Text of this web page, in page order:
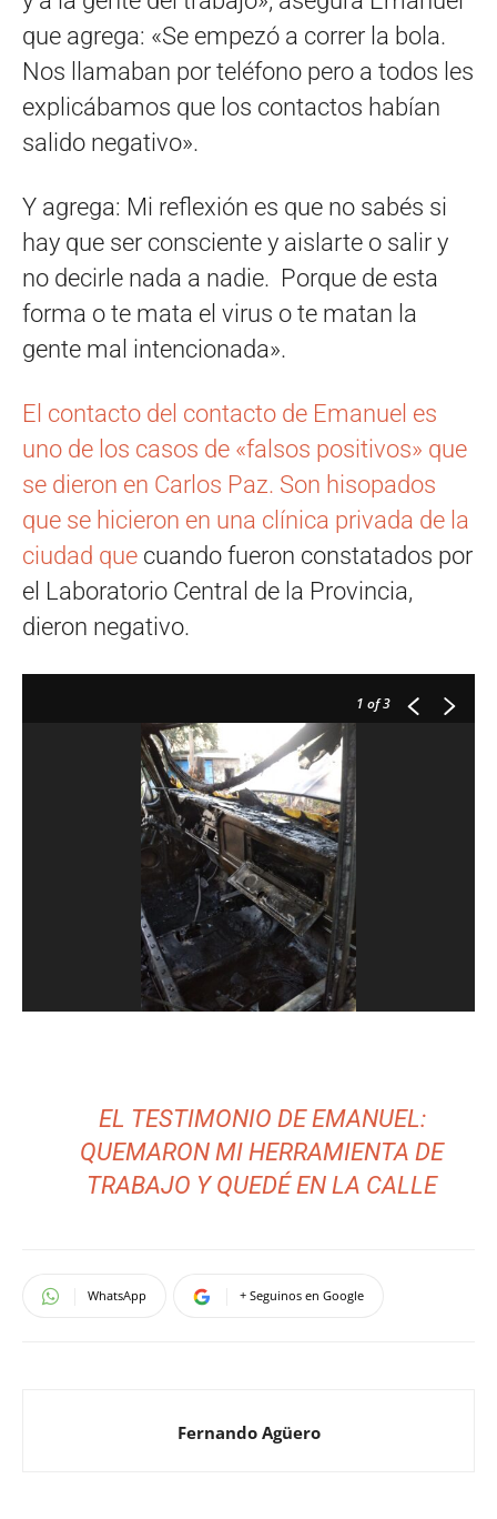
que agrega: «Se empezó a correr la bola.
Nos llamaban por teléfono pero a todos les
explicábamos que los contactos habían
salido negativo».
Y agrega: Mi reflexión es que no sabés si
hay que ser consciente y aislarte o salir y
no decirle nada a nadie. Porque de esta
forma o te mata el virus o te matan la
gente mal intencionada».
El contacto del contacto de Emanuel es
uno de los casos de «falsos positivos» que
se dieron en Carlos Paz. Son hisopados
que se hicieron en una clínica privada de la
ciudad que cuando fueron constatados por
el Laboratorio Central de la Provincia,
dieron negativo.
1 of 3
EL TESTIMONIO DE EMANUEL:
QUEMARON MI HERRAMIENTA DE
TRABAJO Y QUEDÉ EN LA CALLE
WhatsApp + Seguinos en Google
Fernando Agüero